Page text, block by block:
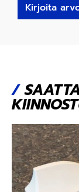
Kirjoita
/